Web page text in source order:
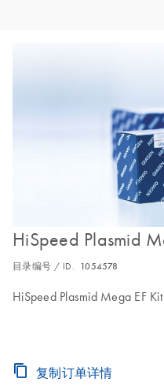
HiSpeed Plasmid
目录编号 / ID. 1054578
HiSpeed Plasmid Mega EF
复制订单详情